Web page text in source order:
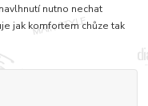
nutno nechat
jak komfortem chůze tak